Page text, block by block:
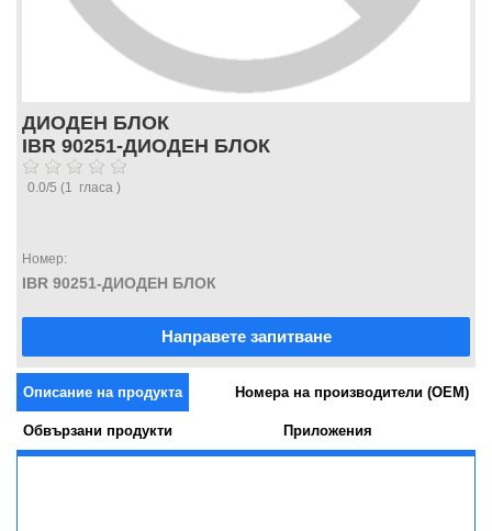
ДИОДЕН БЛОК
IBR 90251-ДИОДЕН БЛОК
0.0/5 (1 гласа )
Номер:
IBR 90251-ДИОДЕН БЛОК
Направете запитване
Описание на продукта Номера на производители (OEM)
Обвързани продукти Приложения